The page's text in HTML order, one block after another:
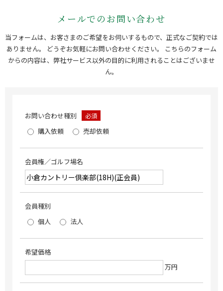
メールでのお問い合わせ
当フォームは、お客さまのご希望をお伺いするもので、正式なご契約では
ありません。 どうぞお気軽にお問い合わせください。
こちらのフォーム
からの内容は、弊社サービス以外の目的に利用されることはございませ
ん。
お問い合わせ種別 必須
購入依頼 売却依頼
会員権／ゴルフ場名
会員種別
個人
法人
希望価格
万円